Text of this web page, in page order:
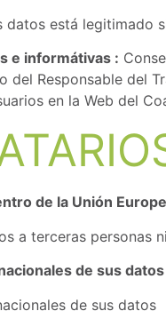
está legitimado
e informátivas :
del Responsable del
en la Web del
de la Unión
a terceras personas
de sus
de sus datos